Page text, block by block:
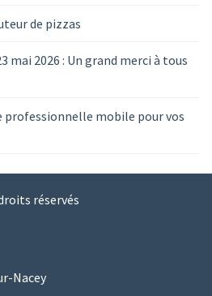
de pizzas
mai 2026 : Un grand merci à tous
professionnelle mobile pour vos
réservés
Nacey